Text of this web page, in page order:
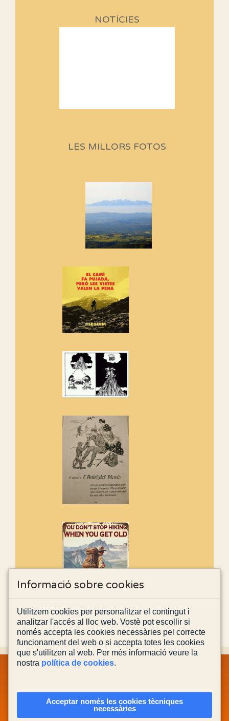
NOTÍCIES
Aquí teniu la primera part de la
cosa hem de fer...
Els Centpeus signen el
Manifest a favor dels Camins
Si ets una entitat o associació
adhereix-te al manifest!
Rebem un diploma dels
Amics de Sant Aniol d'Aguja
Els Centpeus estem implicats
de l'entorn de Sant Aniol
LES MILLORS FOTOS
POLÍTICA DE COOKIES
CONTACTA'NS
Informació sobre cookies
Utilitzem cookies per personalitzar el contingut i
analitzar l'accés al lloc web. Vostè pot escollir si
només accepta les cookies necessàries pel correcte
funcionament del web o si accepta totes les cookies
que s'utilitzen al web. Per més informació veure la
nostra política de cookies.
Acceptar només les cookies tècniques
necessàries